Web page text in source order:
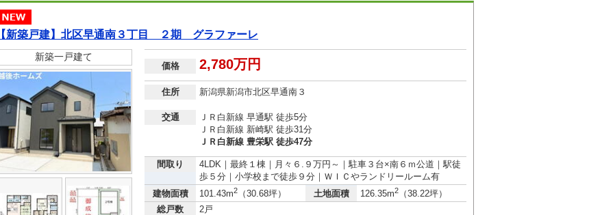
【新築戸建】北区早通南３丁目 ２期 グラファーレ
新築一戸建て
価格 2,780万円
住所 新潟県新潟市北区早通南３
交通
ＪＲ白新線 早通駅 徒歩5分
ＪＲ白新線 新崎駅 徒歩31分
ＪＲ白新線 豊栄駅 徒歩47分
間取り
4LDK｜最終１棟｜月々６.９万円～｜駐車３台×南６ｍ公道｜駅徒
歩５分｜小学校まで徒歩９分｜ＷＩＣやランドリールーム有
建物面積
101.43m2 （30.68坪） 土地面積 126.35m2
（38.22坪）
総戸数
2戸